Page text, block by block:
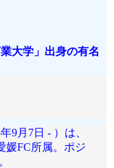
大学」出身の有名
9月7日 - ）は、
媛FC所属。ポジ